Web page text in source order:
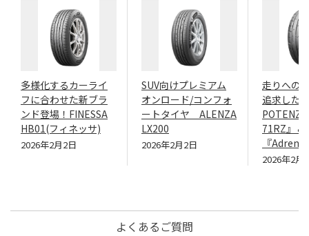
多様化するカーライ
フに合わせた新ブラ
ンド登場！FINESSA
HB01(フィネッサ)
2026年2月2日
SUV向けプレミアム
オンロード/コンフォ
ートタイヤ ALENZA
LX200
2026年2月2日
走りへの
追求した
71RZ』＆
『
2026年2月
よくあるご質問